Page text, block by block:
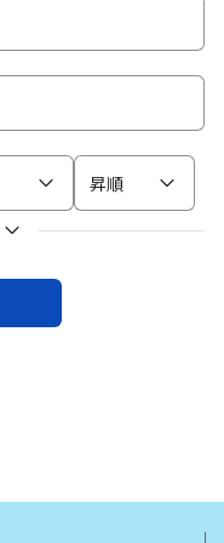
昇順